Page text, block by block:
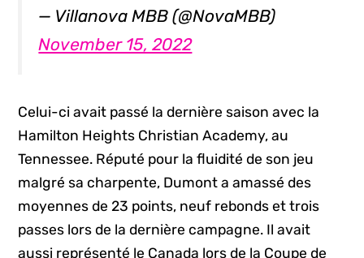
— Villanova MBB (@NovaMBB)
November 15, 2022
Celui-ci avait passé la dernière saison avec la
Hamilton Heights Christian Academy, au
Tennessee. Réputé pour la fluidité de son jeu
malgré sa charpente, Dumont a amassé des
moyennes de 23 points, neuf rebonds et trois
passes lors de la dernière campagne. Il avait
aussi représenté le Canada lors de la Coupe de